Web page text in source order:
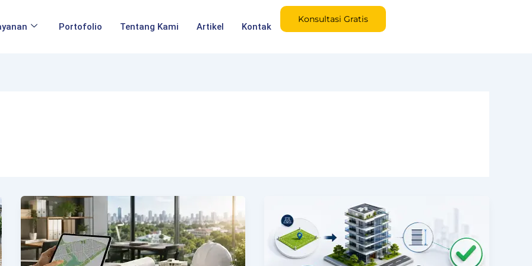
Portofolio Tentang Kami Artikel Kontak
Konsultasi Gratis